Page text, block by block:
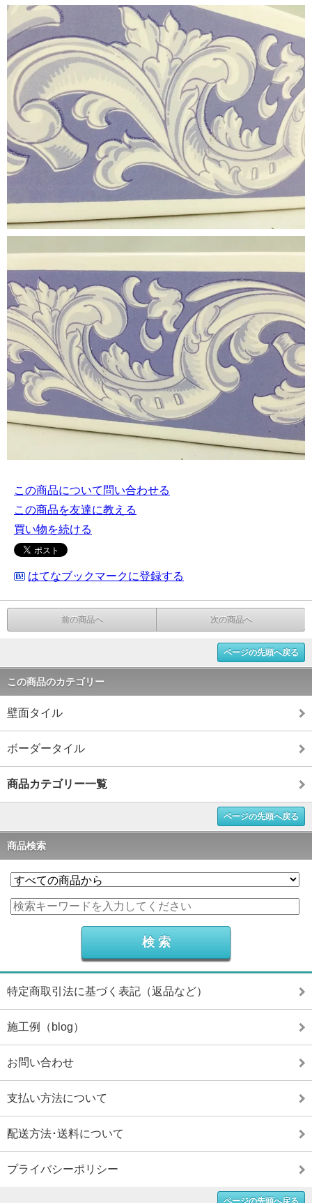
この商品について問い合わせる
この商品を友達に教える
買い物を続ける
はてなブックマークに登録する
前の商品へ 次の商品へ
ページの先頭へ戻る
この商品のカテゴリー
壁面タイル
ボーダータイル
商品カテゴリー一覧
ページの先頭へ戻る
商品検索
特定商取引法に基づく表記（返品など）
施工例（blog）
お問い合わせ
支払い方法について
配送方法･送料について
プライバシーポリシー
ページの先頭へ戻る